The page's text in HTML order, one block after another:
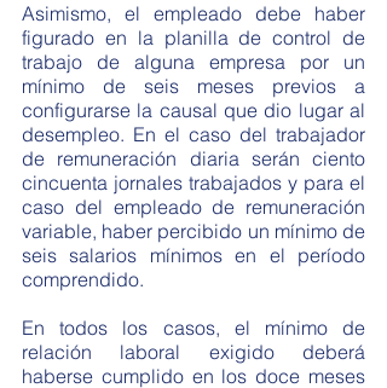
Asimismo, el empleado debe haber
figurado en la planilla de control de
trabajo de alguna empresa por un
mínimo de seis meses previos a
configurarse la causal que dio lugar al
desempleo. En el caso del trabajador
de remuneración diaria serán ciento
cincuenta jornales trabajados y para el
caso del empleado de remuneración
variable, haber percibido un mínimo de
seis salarios mínimos en el período
comprendido.
En todos los casos, el mínimo de
relación laboral exigido deberá
haberse cumplido en los doce meses